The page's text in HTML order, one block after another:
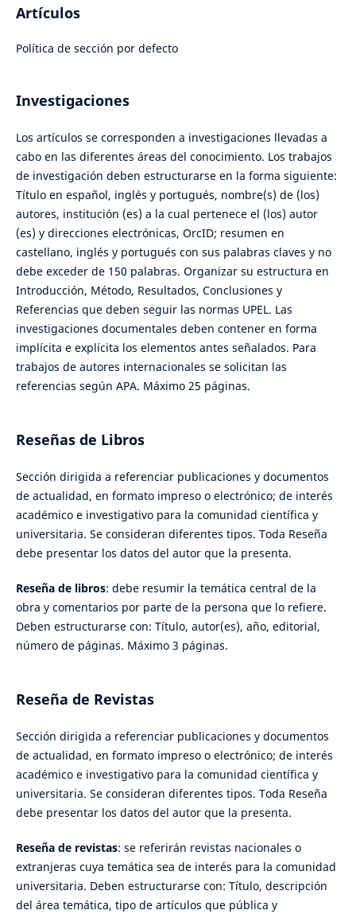
Artículos
Política de sección por defecto
Investigaciones
Los artículos se corresponden a investigaciones llevadas a
cabo en las diferentes áreas del conocimiento. Los trabajos
de investigación deben estructurarse en la forma siguiente:
Título en español, inglés y portugués, nombre(s) de (los)
autores, institución (es) a la cual pertenece el (los) autor
(es) y direcciones electrónicas, OrcID; resumen en
castellano, inglés y portugués con sus palabras claves y no
debe exceder de 150 palabras. Organizar su estructura en
Introducción, Método, Resultados, Conclusiones y
Referencias que deben seguir las normas UPEL. Las
investigaciones documentales deben contener en forma
implícita e explícita los elementos antes señalados. Para
trabajos de autores internacionales se solicitan las
referencias según APA. Máximo 25 páginas.
Reseñas de Libros
Sección dirigida a referenciar publicaciones y documentos
de actualidad, en formato impreso o electrónico; de interés
académico e investigativo para la comunidad científica y
universitaria. Se consideran diferentes tipos. Toda Reseña
debe presentar los datos del autor que la presenta.
Reseña de libros: debe resumir la temática central de la
obra y comentarios por parte de la persona que lo refiere.
Deben estructurarse con: Título, autor(es), año, editorial,
número de páginas. Máximo 3 páginas.
Reseña de Revistas
Sección dirigida a referenciar publicaciones y documentos
de actualidad, en formato impreso o electrónico; de interés
académico e investigativo para la comunidad científica y
universitaria. Se consideran diferentes tipos. Toda Reseña
debe presentar los datos del autor que la presenta.
Reseña de revistas: se referirán revistas nacionales o
extranjeras cuya temática sea de interés para la comunidad
universitaria. Deben estructurarse con: Título, descripción
del área temática, tipo de artículos que pública y